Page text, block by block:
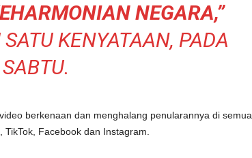
NEGARA,”
KENYATAAN, PADA
SABTU.
berkenaan dan menghalang penularannya di semua
Facebook dan Instagram.